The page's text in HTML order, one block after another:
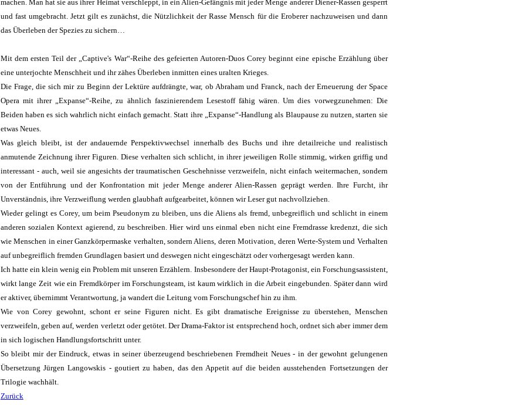
machen. Man hat sie aus ihrer Heimat verschleppt, in ein Alien-Gefängnis mit jeder Menge anderer Diener-Rassen gesperrt
und fast umgebracht. Jetzt gilt es zunächst, die Nützlichkeit der Rasse Mensch für die Eroberer nachzuweisen und dann
das Überleben der Spezies zu sichern…
Mit dem ersten Teil der „Captive's War“-Reihe des gefeierten Autoren-Duos Corey beginnt eine epische Erzählung über
eine unterjochte Menschheit und ihr zähes Überleben inmitten eines uralten Krieges.
Die Frage, die sich mir zu Beginn der Lektüre aufdrängte, war, ob Abraham und Franck, nach der Erneuerung der Space
Opera mit ihrer „Expanse“-Reihe, zu ähnlich faszinierendem Lesestoff fähig wären. Um dies vorwegzunehmen: Die
Beiden haben es sich wahrlich nicht einfach gemacht. Statt ihre „Expanse“-Handlung als Blaupause zu nutzen, starten sie
etwas Neues.
Was gleich bleibt, ist der andauernde Perspektivwechsel innerhalb des Buchs und ihre detailreiche und realistisch
anmutende Zeichnung ihrer Figuren. Diese verhalten sich schlicht, in ihrer jeweiligen Rolle stimmig, wirken griffig und
interessant - auch, weil sie angesichts der traumatischen Geschehnisse verzweifeln, nicht einfach weitermachen, sondern
von der Entführung und der Konfrontation mit jeder Menge anderer Alien-Rassen geprägt werden. Ihre Furcht, ihr
Unverständnis, ihre Verzweiflung werden glaubhaft aufgearbeitet, können wir Leser gut nachvollziehen.
Wieder gelingt es Corey, um beim Pseudonym zu bleiben, uns die Aliens als fremd, unbegreiflich und schlicht in einem
anderen sozialen Kontext agierend, zu beschreiben. Hier wird uns einmal eben nicht eine Fremdrasse kredenzt, die sich
wie Menschen in einer Ganzkörpermaske verhalten, sondern Aliens, deren Motivation, deren Werte-System und Verhalten
auf unbegreiflich fremden Grundlagen basiert und deswegen nicht eingeschätzt oder vorhergesagt werden kann.
Ich hatte ein klein wenig ein Problem mit unseren Erzählern. Insbesondere der Haupt-Protagonist, ein Forschungsassistent,
wirkt lange Zeit wie ein Fremdkörper im Forschungsteam, ist kaum wirklich in die Arbeit eingebunden. Später dann wird
er aktiver, übernimmt Verantwortung, ja wandert die Leitung vom Forschungschef hin zu ihm.
Wie von Corey gewohnt, schont er seine Figuren nicht. Es gibt dramatische Ereignisse zu überstehen, Menschen
verzweifeln, geben auf, werden verletzt oder getötet. Der Drama-Faktor ist entsprechend hoch, ordnet sich aber immer dem
in sich logischen Handlungsfortschritt unter.
So bleibt mir der Eindruck, etwas in seiner überzeugend beschriebenen Fremdheit Neues - in der gewohnt gelungenen
Übersetzung Jürgen Langowskis - goutiert zu haben, das den Appetit auf die beiden ausstehenden Fortsetzungen der
Trilogie wachhält.
Zurück